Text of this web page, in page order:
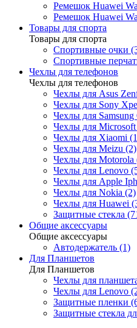
Ремешок Huawei
Ремешок Huawei
Товары для спорта
Товары для спорта
Спортивные очки
Спортивные
Чехлы для телефонов
Чехлы для телефонов
Чехлы для Asus
Чехлы для Sony
Чехлы для
Чехлы для
Чехлы для Xiaomi
Чехлы для Meizu (2)
Чехлы для Motorola
Чехлы для Lenovo
Чехлы для Apple
Чехлы для Nokia (2)
Чехлы для Huawei
Защитные стекла
Общие аксессуары
Общие аксессуары
Автодержатель (1)
Для Планшетов
Для Планшетов
Чехлы для
Чехлы для Lenovo
Защитные пленки
Защитные стекла